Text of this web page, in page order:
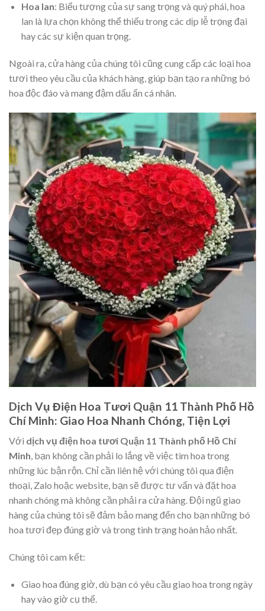
Hoa lan: Biểu tượng của sự sang trọng và quý phái, hoa
lan là lựa chọn không thể thiếu trong các dịp lễ trọng đại
hay các sự kiện quan trọng.
Ngoài ra, cửa hàng của chúng tôi cũng cung cấp các loại hoa
tươi theo yêu cầu của khách hàng, giúp bạn tạo ra những bó
hoa độc đáo và mang đậm dấu ấn cá nhân.
Dịch Vụ Điện Hoa Tươi Quận 11 Thành Phố Hồ
Chí Minh: Giao Hoa Nhanh Chóng, Tiện Lợi
Với dịch vụ điện hoa tươi Quận 11 Thành phố Hồ Chí
Minh, bạn không cần phải lo lắng về việc tìm hoa trong
những lúc bận rộn. Chỉ cần liên hệ với chúng tôi qua điện
thoại, Zalo hoặc website, bạn sẽ được tư vấn và đặt hoa
nhanh chóng mà không cần phải ra cửa hàng. Đội ngũ giao
hàng của chúng tôi sẽ đảm bảo mang đến cho bạn những bó
hoa tươi đẹp đúng giờ và trong tình trạng hoàn hảo nhất.
Chúng tôi cam kết:
Giao hoa đúng giờ, dù bạn có yêu cầu giao hoa trong ngày
hay vào giờ cụ thể.